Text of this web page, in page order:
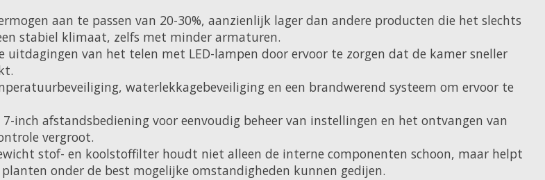
aan te passen van 20-30%, aanzienlijk lager dan andere producten die het slechts
stabiel klimaat, zelfs met minder armaturen.
uitdagingen van het telen met LED-lampen door ervoor te zorgen dat de kamer sneller
waterlekkagebeveiliging en een brandwerend systeem om ervoor te
inch afstandsbediening voor eenvoudig beheer van instellingen en het ontvangen van
vergroot.
stof- en koolstoffilter houdt niet alleen de interne componenten schoon, maar helpt
onder de best mogelijke omstandigheden kunnen gedijen.